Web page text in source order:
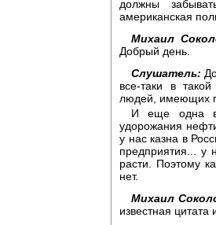
должны
американская
Михаил
Добрый день.
Слушатель:
все-таки в
людей, имеющих
И еще одна
удорожания
у нас казна в
предприятия... у
расти. Поэтому
нет.
Михаил
известная